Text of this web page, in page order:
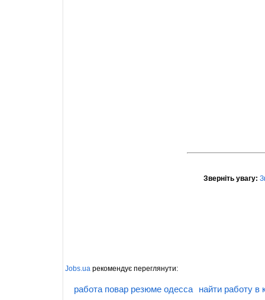
Зверніть увагу:
Jobs.ua рекомендує переглянути:
работа повар резюме одесса
найти работу в